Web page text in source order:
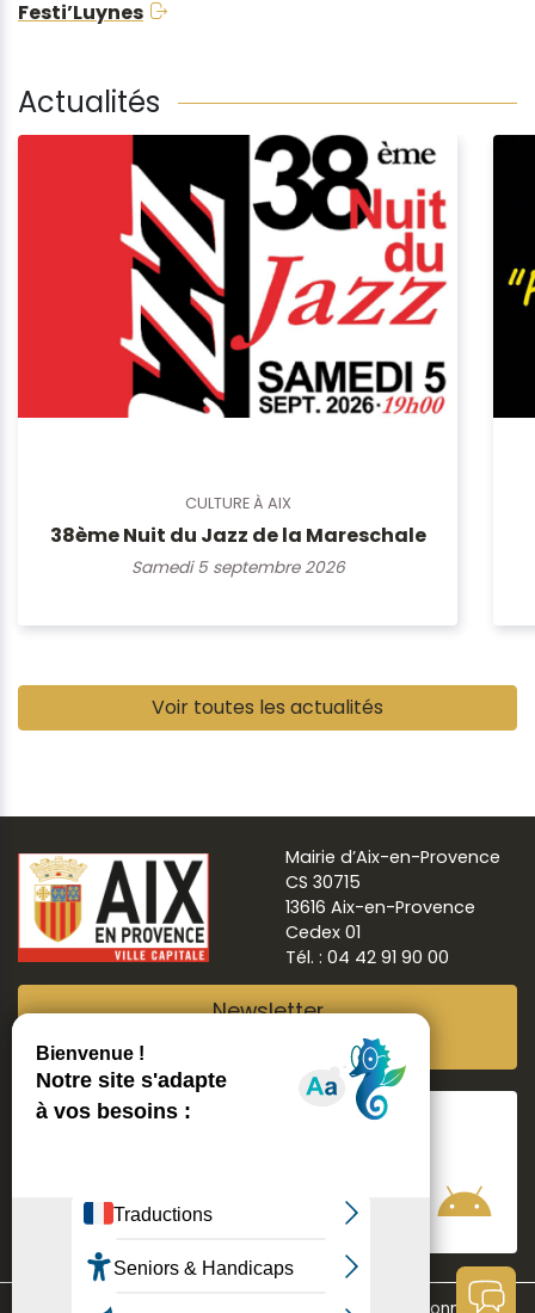
Festi’Luynes
Actualités
CULTURE À AIX
38ème Nuit du Jazz de la Mareschale
Samedi 5 septembre 2026
Voir toutes les actualités
Mairie d’Aix-en-Provence
CS 30715
13616 Aix-en-Provence
Cedex 01
Tél. : 04 42 91 90 00
Newsletter
Suivre Aix ma ville